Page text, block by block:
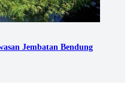
Jembatan Bendung